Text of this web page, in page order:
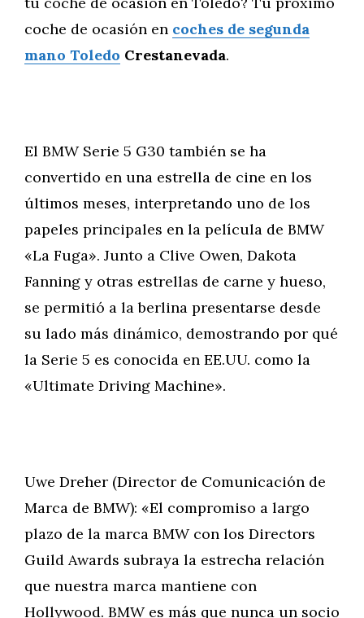
coche de ocasión en coches de segunda
mano Toledo Crestanevada.
El BMW Serie 5 G30 también se ha
convertido en una estrella de cine en los
últimos meses, interpretando uno de los
papeles principales en la película de BMW
«La Fuga». Junto a Clive Owen, Dakota
Fanning y otras estrellas de carne y hueso,
se permitió a la berlina presentarse desde
su lado más dinámico, demostrando por qué
la Serie 5 es conocida en EE.UU. como la
«Ultimate Driving Machine».
Uwe Dreher (Director de Comunicación de
Marca de BMW): «El compromiso a largo
plazo de la marca BMW con los Directors
Guild Awards subraya la estrecha relación
que nuestra marca mantiene con
Hollywood. BMW es más que nunca un socio